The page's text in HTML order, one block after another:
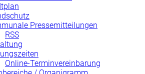
Pressemitteilungen
RSS
Online-Terminvereinbarung